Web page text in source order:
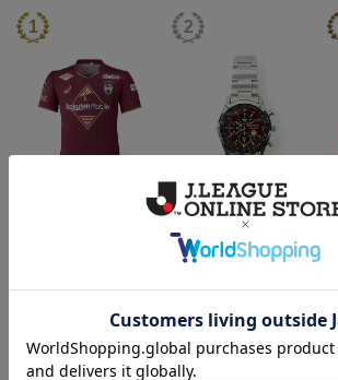
26/27_【オーセン】ユニ
【SEIKO｜VISSEL KOB
E】 30th Anniversary Mod
el
50,000円
トピックス
神戸
26/27シーズンユニフォームはこ